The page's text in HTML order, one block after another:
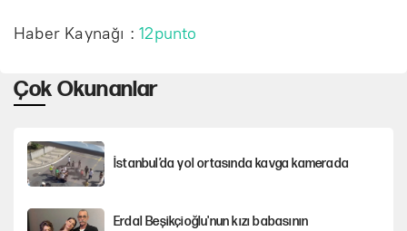
Haber Kaynağı :12punto
Çok Okunanlar
İstanbul’da yol ortasında kavga kamerada
Erdal Beşikçioğlu'nun kızı babasının